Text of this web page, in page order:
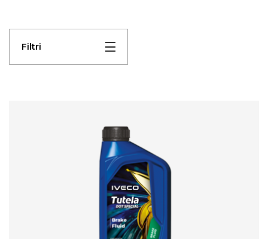
Filtri